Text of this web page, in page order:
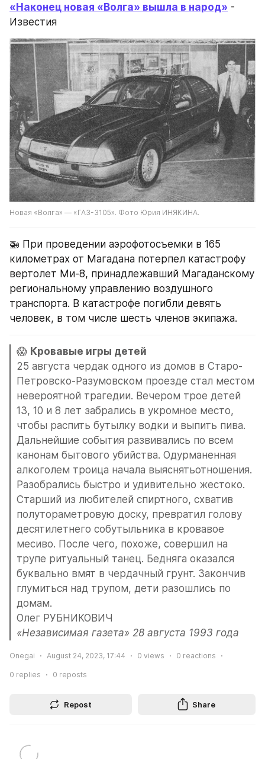
«Наконец новая «Волга» вышла в народ» -
Известия
Новая «Волга» — «ГАЗ-3105». Фото Юрия ИНЯКИНА.
🚁 При проведении аэрофотосъемки в 165
километрах от Магадана потерпел катастрофу
вертолет Ми-8, принадлежавший Магаданскому
региональному управлению воздушного
транспорта. В катастрофе погибли девять
человек, в том числе шесть членов экипажа.
😱
25 августа чердак одного из домов в Старо-
Петровско-Разумовском проезде стал местом
невероятной трагедии. Вечером трое детей
13, 10 и 8 лет забрались в укромное место,
чтобы распить бутылку водки и выпить пива.
Дальнейшие события развивались по всем
канонам бытового убийства. Одурманенная
алкоголем троица начала выяснятьотношения.
Разобрались быстро и удивительно жестоко.
Старший из любителей спиртного, схватив
полутораметровую доску, превратил голову
десятилетнего собутыльника в кровавое
месиво. После чего, похоже, совершил на
трупе ритуальный танец. Бедняга оказался
буквально вмят в чердачный грунт. Закончив
глумиться над трупом, дети разошлись по
домам.
Олег РУБНИКОВИЧ
«Независимая газета» 28 августа 1993 года
Onegai August 24, 2023, 17:44 0 views 0 reactions
0 replies 0 reposts
Repost Share